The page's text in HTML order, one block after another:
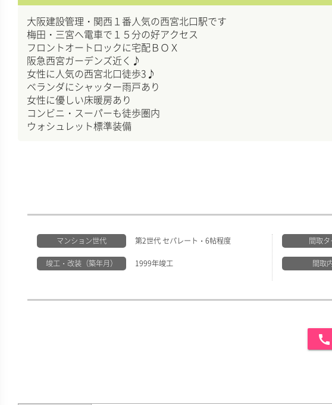
大阪建設管理・関西１番人気の西宮北口駅です
梅田・三宮へ電車で１５分の好アクセス
フロントオートロックに宅配ＢＯＸ
阪急西宮ガーデンズ近く♪
女性に人気の西宮北口徒歩3♪
ベランダにシャッター雨戸あり
女性に優しい床暖房あり
コンビニ・スーパーも徒歩圏内
ウォシュレット標準装備
マンション世代 第2世代 セパレート・6帖程度
竣工・改装（築年月） 1999年竣工
間取
間取
call